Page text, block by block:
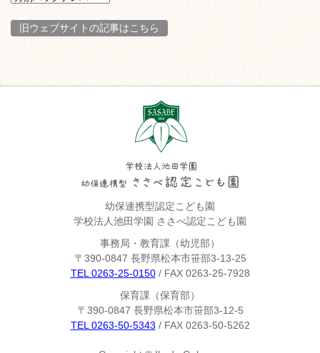
旧ウェブサイトの記事はこちら
幼保連携型認定こども園
学校法人池田学園 ささべ認定こども園
事務局・教育課（幼児部）
〒390-0847 長野県松本市笹部3-13-25
TEL 0263-25-0150/ FAX 0263-25-7928
保育課（保育部）
〒390-0847 長野県松本市笹部3-12-5
TEL 0263-50-5343 / FAX 0263-50-5262